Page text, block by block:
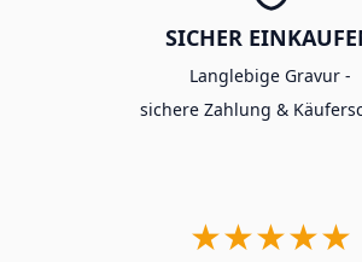
SICHER
Langlebige Gravur -
sichere Zahlung &
★★★★★